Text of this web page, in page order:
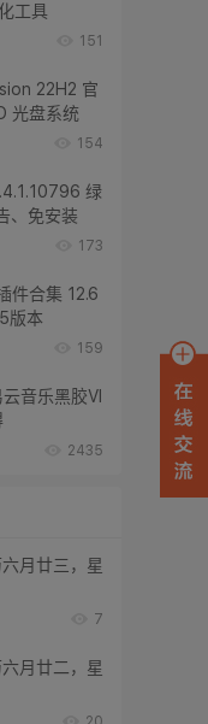
工具
151
22H2 官
光盘系统
154
绿
、免安装
173
件合集 12.6
版本
159
音乐黑胶VI
2435
月廿三，星
7
月廿二，星